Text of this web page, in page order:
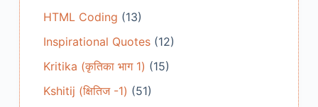
HTML Coding (13)
Inspirational Quotes(12)
Kritika (कृतिका भाग 1) (15)
Kshitij (क्षितिज -1) (51)